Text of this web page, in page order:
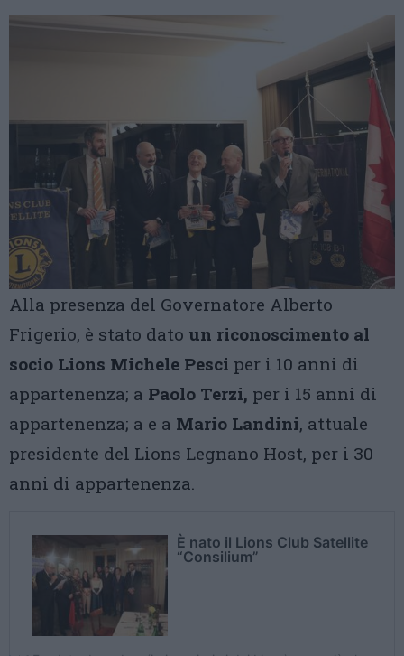
Alla presenza del Governatore Alberto
Frigerio, è stato dato un riconoscimento al
socio Lions Michele Pesci per i 10 anni di
appartenenza; a Paolo Terzi, per i 15 anni di
appartenenza; a e a Mario Landini, attuale
presidente del Lions Legnano Host, per i 30
anni di appartenenza.